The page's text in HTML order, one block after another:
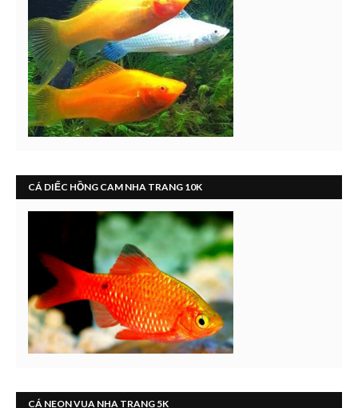
CÁ DIẾC HỒNG CAM NHA TRANG 10K
CÁ NEON VUA NHA TRANG 5K